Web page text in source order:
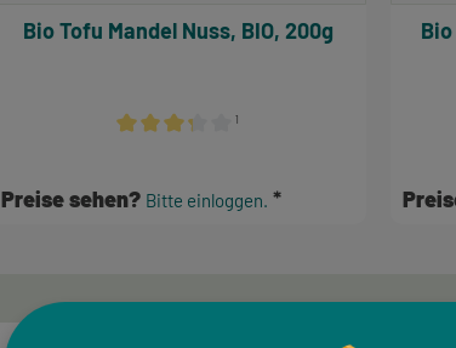
¹
Bio Tofu Mandel Nuss, BIO, 200g
Preise sehen? Bitte einloggen.